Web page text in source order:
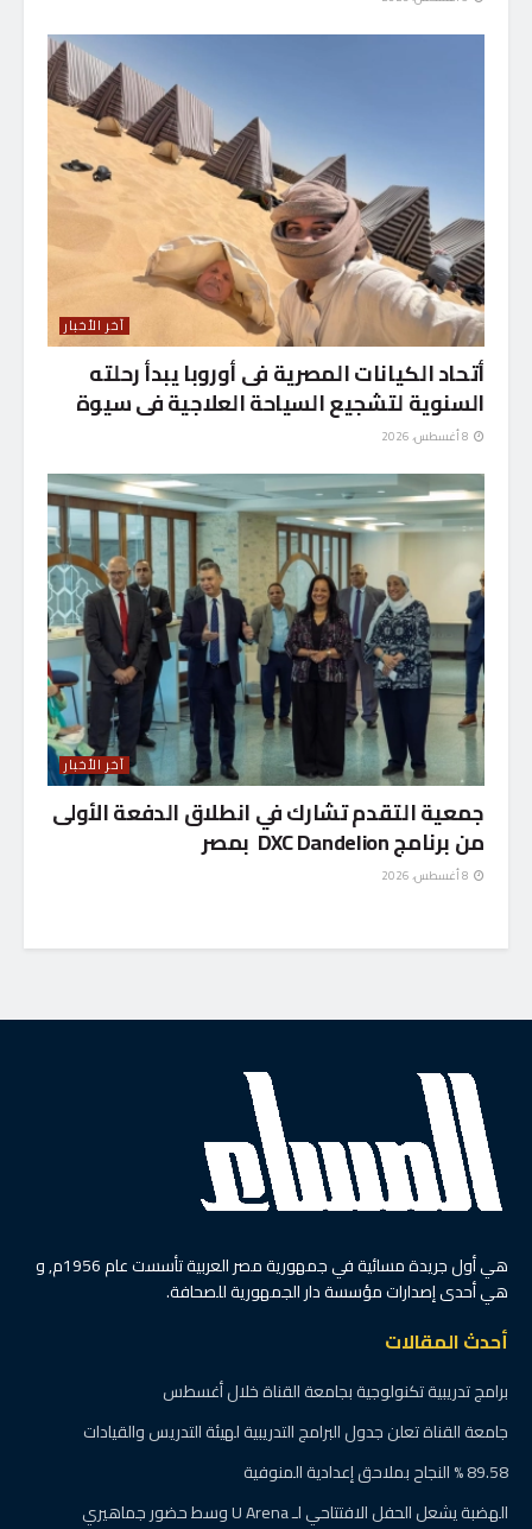
آخر الأخبار
أتحاد الكيانات المصرية فى أوروبا يبدأ رحلته
السنوية لتشجيع السياحة العلاجية فى سيوة
آخر الأخبار
جمعية التقدم تشارك في انطلاق الدفعة الأولى
من برنامج DXC Dandelion بمصر
هي أول جريدة مسائية في جمهورية مصر العربية تأسست عام 1956م, و
هي أحدى إصدارات مؤسسة دار الجمهورية للصحافة.
أحدث المقالات
برامج تدريبية تكنولوجية بجامعة القناة خلال أغسطس
جامعة القناة تعلن جدول البرامج التدريبية لهيئة التدريس والقيادات
89.58 % النجاح بملاحق إعدادية المنوفية
الهضبة يشعل الحفل الافتتاحي لـ U Arena وسط حضور جماهيري